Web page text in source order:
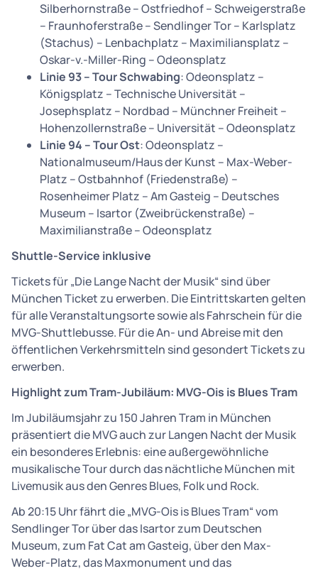
Silberhornstraße – Ostfriedhof – Schweigerstraße
– Fraunhoferstraße – Sendlinger Tor – Karlsplatz
(Stachus) – Lenbachplatz – Maximiliansplatz –
Oskar-v.-Miller-Ring – Odeonsplatz
Linie 93 – Tour Schwabing: Odeonsplatz –
Königsplatz – Technische Universität –
Josephsplatz – Nordbad – Münchner Freiheit –
Hohenzollernstraße – Universität – Odeonsplatz
Linie 94 – Tour Ost: Odeonsplatz –
Nationalmuseum/Haus der Kunst – Max-Weber-
Platz – Ostbahnhof (Friedenstraße) –
Rosenheimer Platz – Am Gasteig – Deutsches
Museum – Isartor (Zweibrückenstraße) –
Maximilianstraße – Odeonsplatz
Shuttle-Service inklusive
Tickets für „Die Lange Nacht der Musik“ sind über
München Ticket zu erwerben. Die Eintrittskarten gelten
für alle Veranstaltungsorte sowie als Fahrschein für die
MVG-Shuttlebusse. Für die An- und Abreise mit den
öffentlichen Verkehrsmitteln sind gesondert Tickets zu
erwerben.
Highlight zum Tram-Jubiläum: MVG-Ois is Blues Tram
Im Jubiläumsjahr zu 150 Jahren Tram in München
präsentiert die MVG auch zur Langen Nacht der Musik
ein besonderes Erlebnis: eine außergewöhnliche
musikalische Tour durch das nächtliche München mit
Livemusik aus den Genres Blues, Folk und Rock.
Ab 20:15 Uhr fährt die „MVG-Ois is Blues Tram“ vom
Sendlinger Tor über das Isartor zum Deutschen
Museum, zum Fat Cat am Gasteig, über den Max-
Weber-Platz, das Maxmonument und das